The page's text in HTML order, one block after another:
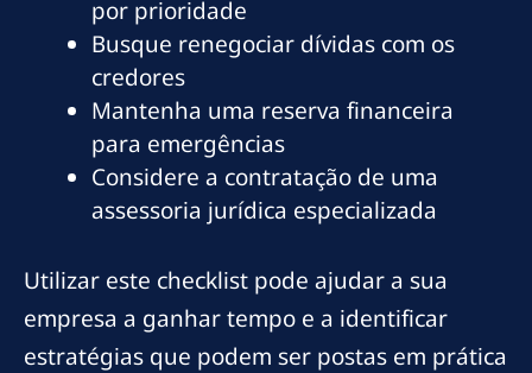
por prioridade
Busque renegociar dívidas com os
credores
Mantenha uma reserva financeira
para emergências
Considere a contratação de uma
assessoria jurídica especializada
Utilizar este checklist pode ajudar a sua
empresa a ganhar tempo e a identificar
estratégias que podem ser postas em prática